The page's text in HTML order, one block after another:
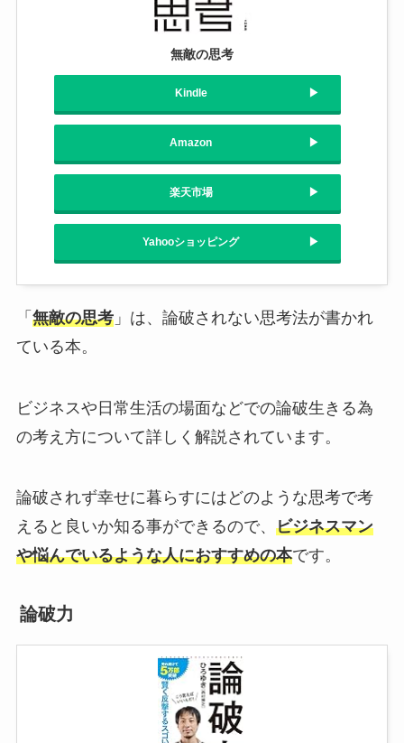
無敵の思考
Kindle
Amazon
楽天市場
Yahooショッピング
「 無敵の思考」は、論破されない思考法が書かれ
ている本。
ビジネスや日常生活の場面などでの論破生きる為
の考え方について詳しく解説されています。
論破されず幸せに暮らすにはどのような思考で考
えると良いか知る事ができるので、 ビジネスマン
や悩んでいるような人におすすめの本です。
論破力